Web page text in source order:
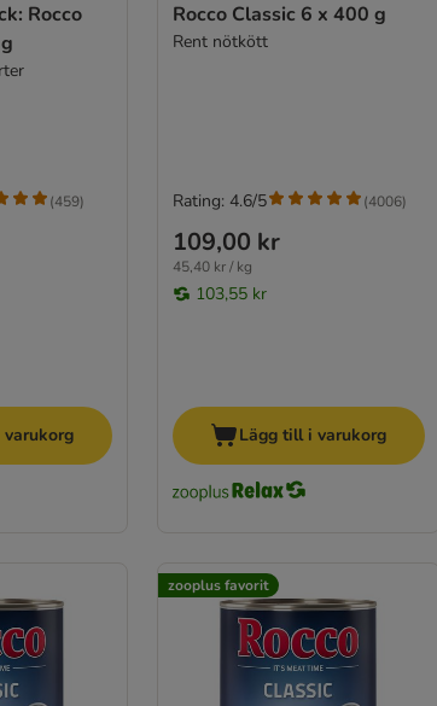
Rocco
(459)
Rocco Classic 6 x 400 g
Rent nötkött
109,00 kr
45,40 kr / kg
103,55 kr
Rating: 4.6/5 (4006)
Lägg till i varukorg
zooplus favorit